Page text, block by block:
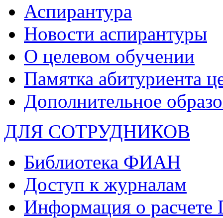
Аспирантура
Новости аспирантуры
О целевом обучении
Памятка абитуриента
Дополнительное
ДЛЯ СОТРУДНИКОВ
Библиотека ФИАН
Доступ к журналам
Информация о